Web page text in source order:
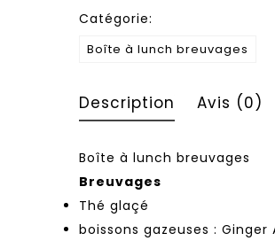
breuvages
Catégorie:
Boîte à lunch breuvages
Description Avis (0)
Boîte à lunch breuvages
Breuvages
Thé glaçé
boissons gazeuses : Ginger